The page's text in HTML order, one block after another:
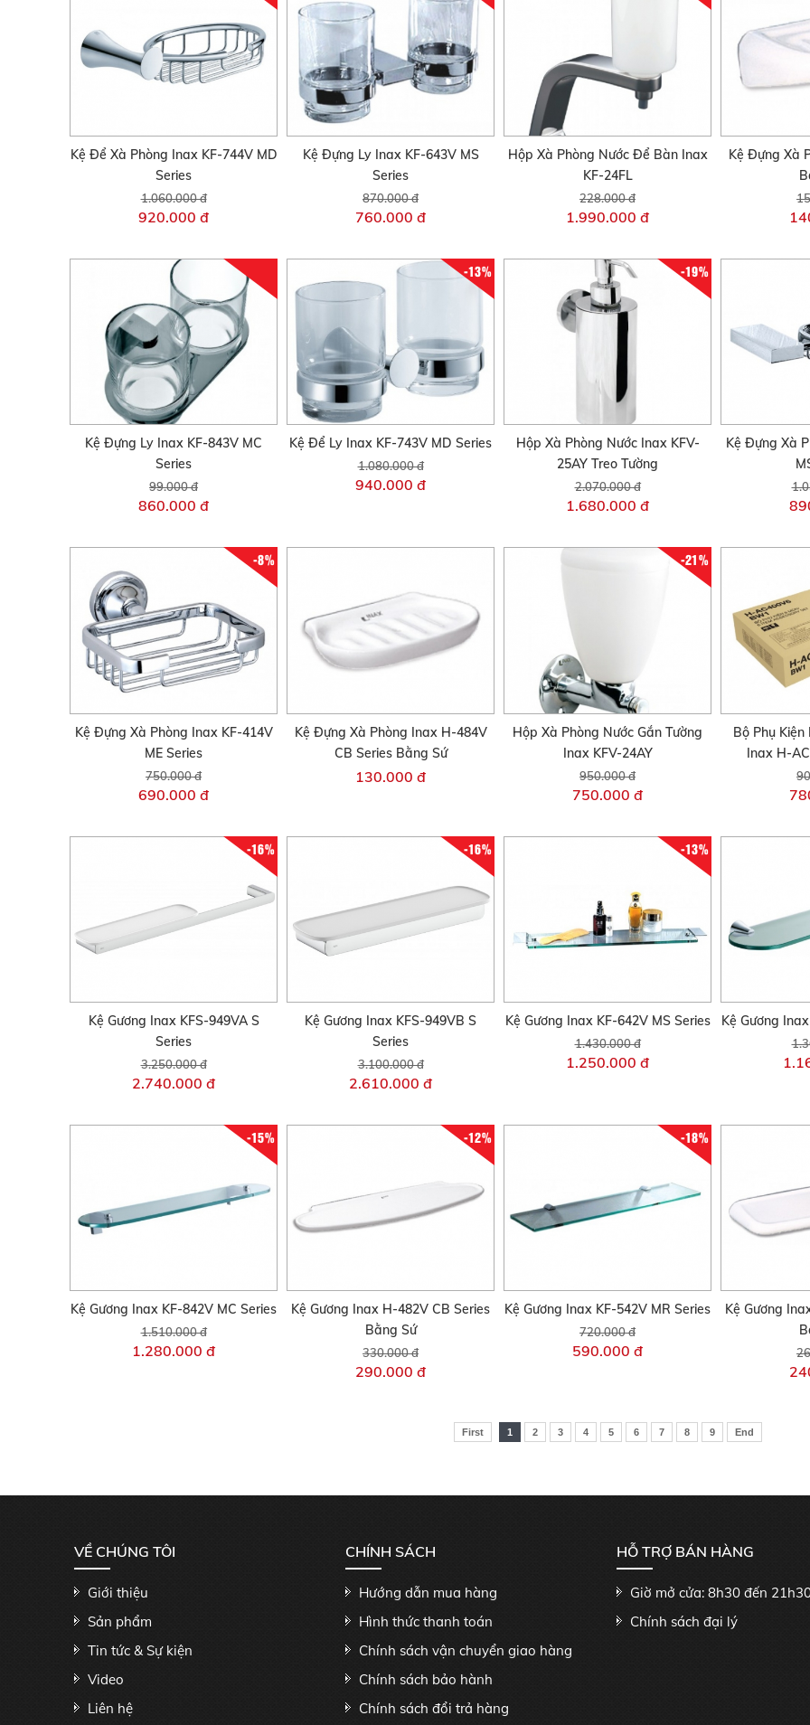
Kệ Để Xà Phòng Inax KF-744V MD
Series
1.060.000 đ
920.000 đ
Kệ Đựng Ly Inax KF-643V MS
Series
870.000 đ
760.000 đ
Hộp Xà Phòng Nước Để Bàn Inax
KF-24FL
228.000 đ
1.990.000 đ
Kệ Đựng Xà
Kệ Đựng Ly Inax KF-843V MC
Series
99.000 đ
860.000 đ
-13%
Kệ Để Ly Inax KF-743V MD Series
1.080.000 đ
940.000 đ
-19%
Hộp Xà Phòng Nước Inax KFV-
25AY Treo Tường
2.070.000 đ
1.680.000 đ
Kệ Đựng Xà
-8%
Kệ Đựng Xà Phòng Inax KF-414V
ME Series
750.000 đ
690.000 đ
Kệ Đựng Xà Phòng Inax H-484V
CB Series Bằng Sứ
130.000 đ
-21%
Hộp Xà Phòng Nước Gắn Tường
Inax KFV-24AY
950.000 đ
750.000 đ
Bộ Phụ
Inax H-
-16%
Kệ Gương Inax KFS-949VA S
Series
3.250.000 đ
2.740.000 đ
-16%
Kệ Gương Inax KFS-949VB S
Series
3.100.000 đ
2.610.000 đ
-13%
Kệ Gương Inax KF-642V MS Series
1.430.000 đ
1.250.000 đ
Kệ Gương
-15%
Kệ Gương Inax KF-842V MC Series
1.510.000 đ
1.280.000 đ
-12%
Kệ Gương Inax H-482V CB Series
Bằng Sứ
330.000 đ
290.000 đ
-18%
Kệ Gương Inax KF-542V MR Series
720.000 đ
590.000 đ
Kệ Gương
First 1 2 3 4 5 6 7 8 9 End
VỀ CHÚNG TÔI
Giới thiệu
Sản phẩm
Tin tức & Sự kiện
Video
Liên hệ
CHÍNH SÁCH
Hướng dẫn mua hàng
Hình thức thanh toán
Chính sách vận chuyển giao hàng
Chính sách bảo hành
Chính sách đổi trả hàng
HỖ TRỢ BÁN HÀNG
Giờ mở cửa: 8h30 đến
Chính sách đại lý